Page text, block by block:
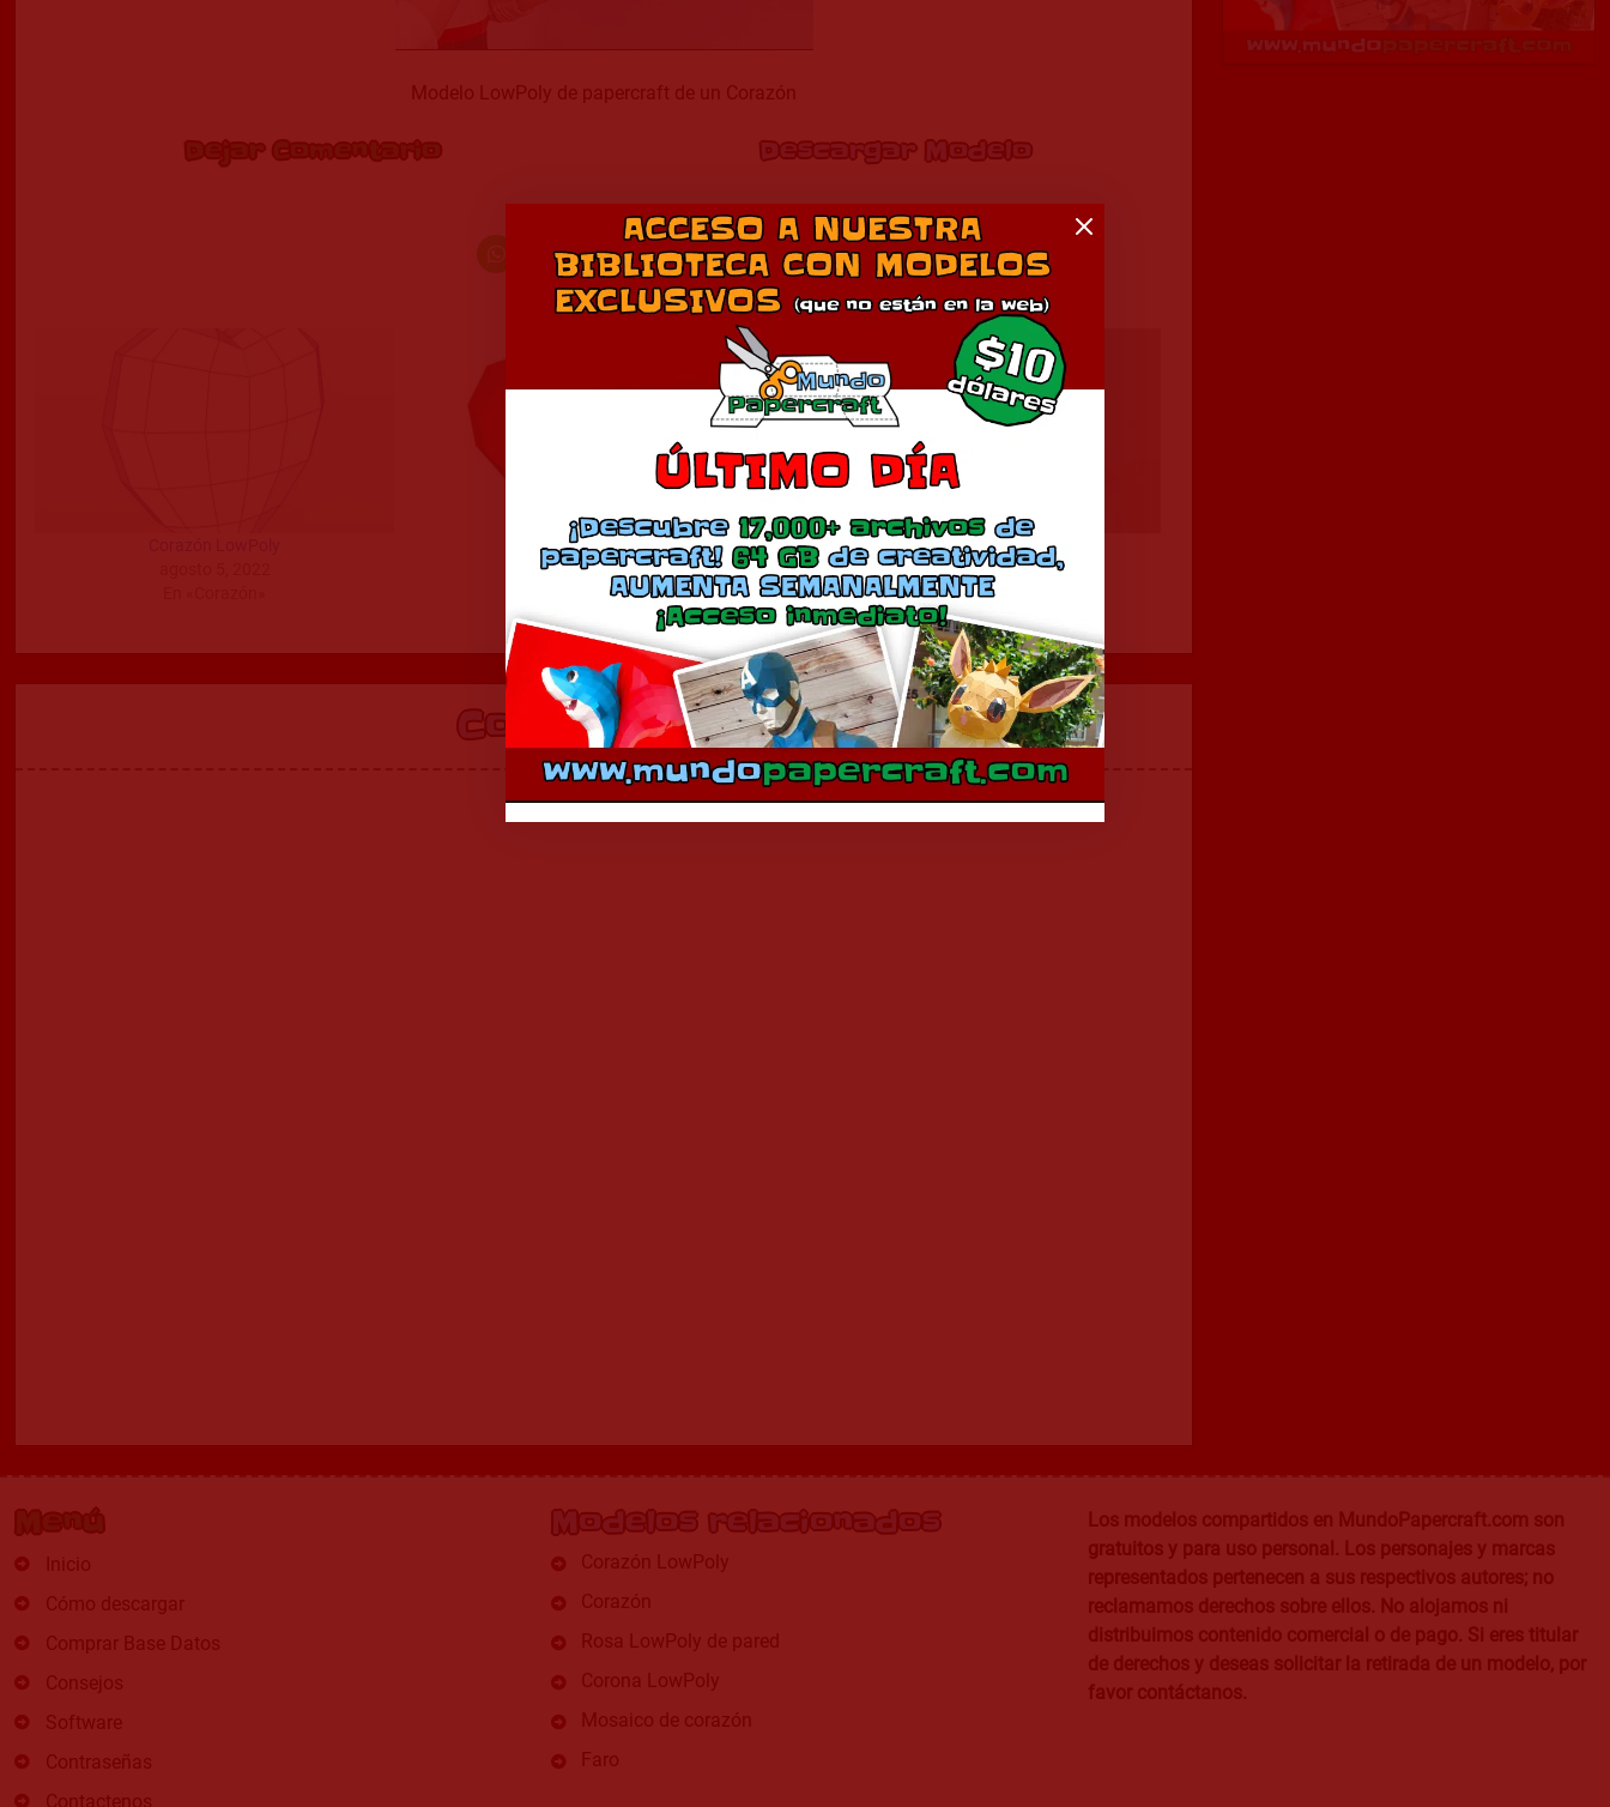
Modelo LowPoly de papercraft de un Corazón
Dejar Comentario Descargar Modelo
Comparte esto:
Más
Corazón
enero 22, 2020
En «Corazón»
Rosa LowPoly de pared
mayo 11, 2021
En «Decorativos»
Comentarios
Menú
Inicio
Cómo descargar
Comprar Base Datos
Consejos
Software
Contraseñas
Contactenos
Modelos relacionados
Corazón LowPoly
Corazón
Rosa LowPoly de pared
Corona LowPoly
Mosaico de corazón
Faro
Los modelos compartidos en MundoPapercraft.com son
gratuitos y para uso personal. Los personajes y marcas
representados pertenecen a sus respectivos autores; no
reclamamos derechos sobre ellos. No alojamos ni
distribuimos contenido comercial o de pago. Si eres titular
de derechos y deseas solicitar la retirada de un modelo, por
favor contáctanos.